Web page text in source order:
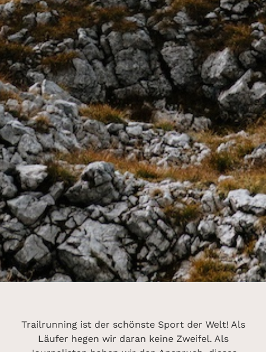
Trailrunning ist der schönste Sport der Welt! Als
Läufer hegen wir daran keine Zweifel. Als